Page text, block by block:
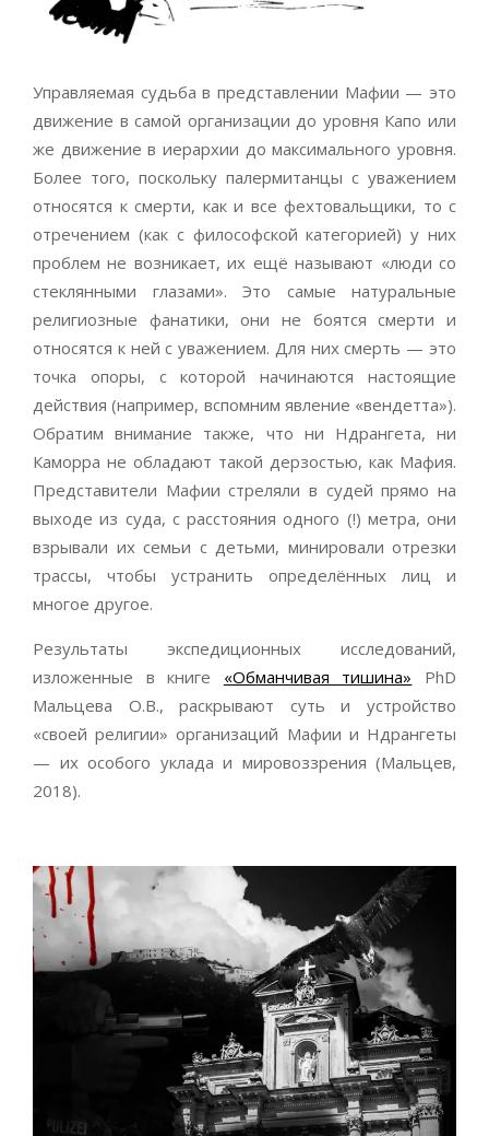
Управляемая судьба в представлении Мафии — это
движение в самой организации до уровня Капо или
же движение в иерархии до максимального уровня.
Более того, поскольку палермитанцы с уважением
относятся к смерти, как и все фехтовальщики, то с
отречением (как с философской категорией) у них
проблем не возникает, их ещё называют «люди со
стеклянными глазами». Это самые натуральные
религиозные фанатики, они не боятся смерти и
относятся к ней с уважением. Для них смерть — это
точка опоры, с которой начинаются настоящие
действия (например, вспомним явление «вендетта»).
Обратим внимание также, что ни Ндрангета, ни
Каморра не обладают такой дерзостью, как Мафия.
Представители Мафии стреляли в судей прямо на
выходе из суда, с расстояния одного (!) метра, они
взрывали их семьи с детьми, минировали отрезки
трассы, чтобы устранить определённых лиц и
многое другое.
Результаты экспедиционных исследований,
изложенные в книге «Обманчивая тишина» PhD
Мальцева О.В., раскрывают суть и устройство
«своей религии» организаций Мафии и Ндрангеты
— их особого уклада и мировоззрения (Мальцев,
2018).